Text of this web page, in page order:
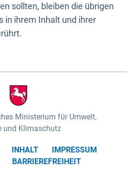
sollten, bleiben die übrigen
in ihrem Inhalt und ihrer
Ministerium für Umwelt,
und Klimaschutz
INHALT
IMPRESSUM
BARRIEREFREIHEIT